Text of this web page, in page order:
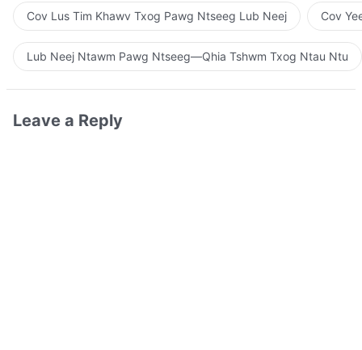
Cov Lus Tim Khawv Txog Pawg Ntseeg Lub Neej Cov
Lub Neej Ntawm Pawg Ntseeg—Qhia Tshwm Txog Ntau Ntu
Leave a Reply